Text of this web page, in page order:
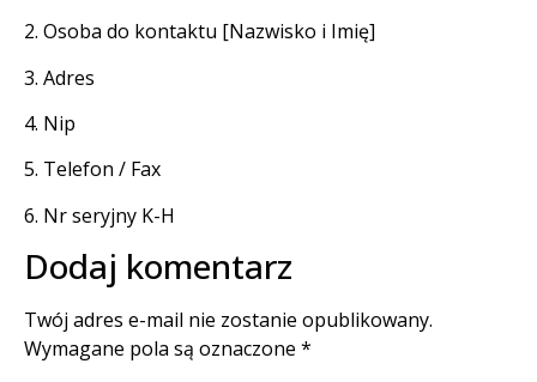
2. Osoba do kontaktu [Nazwisko i Imię]
3. Adres
4. Nip
5. Telefon / Fax
6. Nr seryjny K-H
Dodaj komentarz
Twój adres e-mail nie zostanie opublikowany.
Wymagane pola są oznaczone *